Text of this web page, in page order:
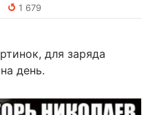
1 679
для заряда
день.